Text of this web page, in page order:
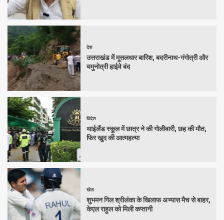
देश
उत्तराखंड में मूसलधार बारिश, बदरीनाथ-गंगोत्री और
यमुनोत्री हाईवे बंद
विदेश
थाईलैंड स्कूल में छात्र ने की गोलीबारी, छह की मौत,
फिर खुद की आत्महत्या
खेल
शुभमन गिल श्रीलंका के खिलाफ अभ्यास मैच से बाहर,
केएल राहुल को मिली कप्तानी